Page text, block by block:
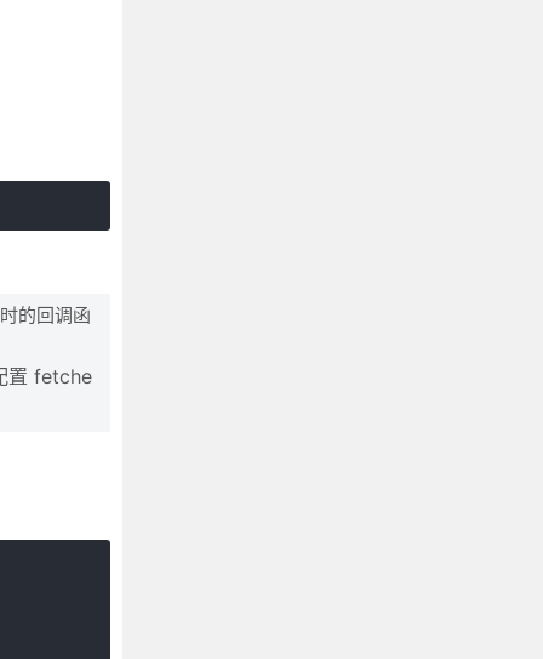
的回调函
置 fetche